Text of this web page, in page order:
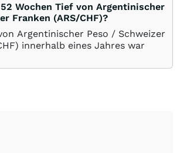
Wochen Tief von Argentinischer
Franken (ARS/CHF)?
Argentinischer Peso / Schweizer
innerhalb eines Jahres war